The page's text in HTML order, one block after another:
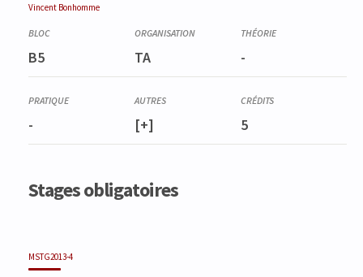
Vincent Bonhomme
B5 TA -
- [+] 5
Stages obligatoires
MSTG2013-4